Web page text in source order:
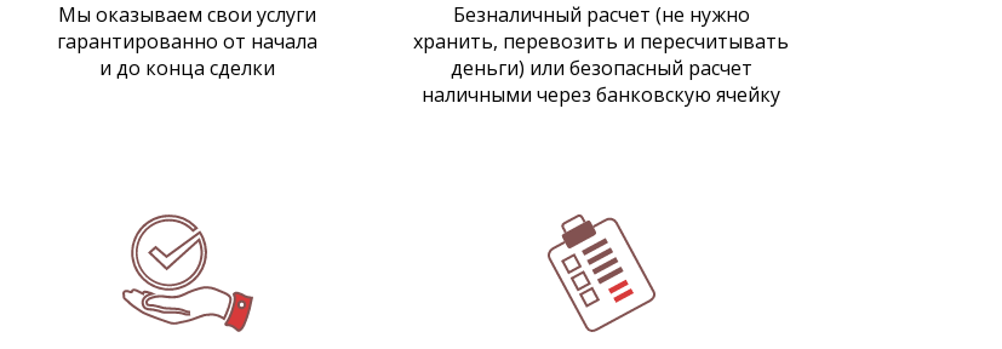
Мы оказываем свои услуги
гарантированно от начала
и до конца сделки
Безналичный расчет (не нужно
хранить, перевозить и пересчитывать
деньги) или безопасный расчет
наличными через банковскую ячейку